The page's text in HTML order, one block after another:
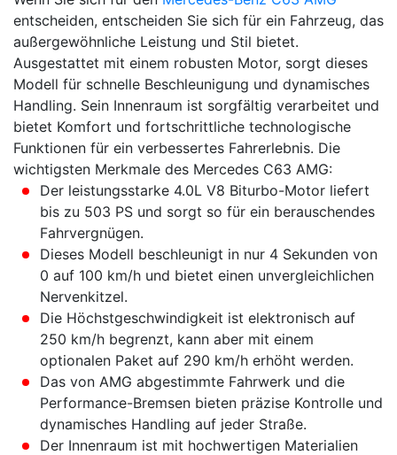
entscheiden, entscheiden Sie sich für ein Fahrzeug, das
außergewöhnliche Leistung und Stil bietet.
Ausgestattet mit einem robusten Motor, sorgt dieses
Modell für schnelle Beschleunigung und dynamisches
Handling. Sein Innenraum ist sorgfältig verarbeitet und
bietet Komfort und fortschrittliche technologische
Funktionen für ein verbessertes Fahrerlebnis. Die
wichtigsten Merkmale des Mercedes C63 AMG:
Der leistungsstarke 4.0L V8 Biturbo-Motor liefert
bis zu 503 PS und sorgt so für ein berauschendes
Fahrvergnügen.
Dieses Modell beschleunigt in nur 4 Sekunden von
0 auf 100 km/h und bietet einen unvergleichlichen
Nervenkitzel.
Die Höchstgeschwindigkeit ist elektronisch auf
250 km/h begrenzt, kann aber mit einem
optionalen Paket auf 290 km/h erhöht werden.
Das von AMG abgestimmte Fahrwerk und die
Performance-Bremsen bieten präzise Kontrolle und
dynamisches Handling auf jeder Straße.
Der Innenraum ist mit hochwertigen Materialien